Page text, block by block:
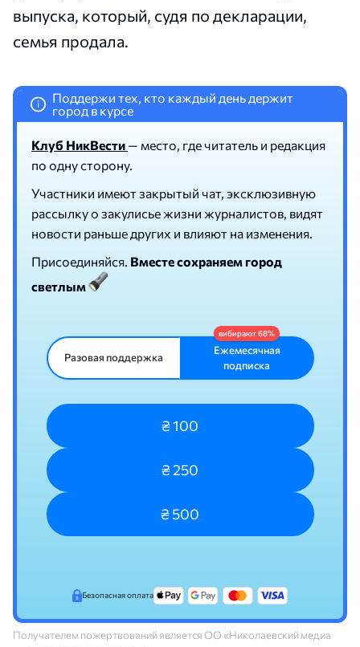
выпуска, который, судя по декларации,
семья продала.
i
Поддержи тех, кто каждый день держит
город в курсе
Клуб НикВести — место, где читатель и редакция
по одну сторону.
Участники имеют закрытый чат, эксклюзивную
рассылку о закулисье жизни журналистов, видят
новости раньше других и влияют на изменения.
Присоединяйся. Вместе сохраняем город
светлым
Разовая поддержка
Ежемесячная
подписка
₴ 100
₴ 250
₴ 500
Безопасная оплата
Получателем пожертвований является ОО «Николаевский медиа